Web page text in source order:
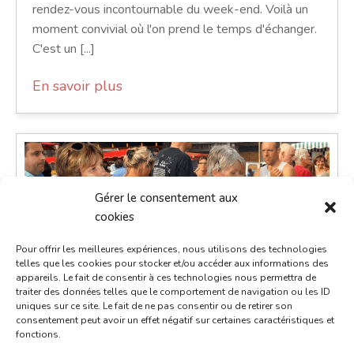
Gérer le consentement aux
cookies
Pour offrir les meilleures expériences, nous utilisons des technologies
telles que les cookies pour stocker et/ou accéder aux informations des
appareils. Le fait de consentir à ces technologies nous permettra de
traiter des données telles que le comportement de navigation ou les ID
uniques sur ce site. Le fait de ne pas consentir ou de retirer son
consentement peut avoir un effet négatif sur certaines caractéristiques et
fonctions.
rendez-vous incontournable du week-end. Voilà un
moment convivial où l'on prend le temps d'échanger.
C'est un [...]
En savoir plus